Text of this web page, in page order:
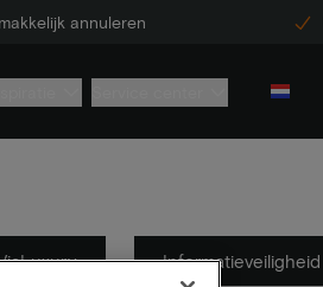
annuleren
Informatieveiligheid